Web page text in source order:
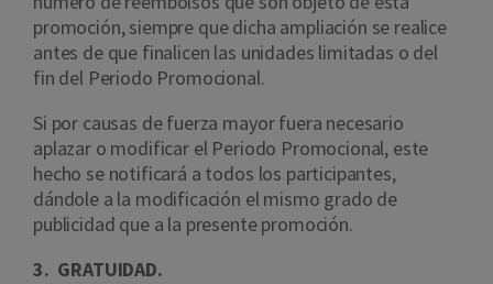
promoción, siempre que dicha ampliación se realice
antes de que finalicen las unidades limitadas o del
fin del Periodo Promocional.
Si por causas de fuerza mayor fuera necesario
aplazar o modificar el Periodo Promocional, este
hecho se notificará a todos los participantes,
dándole a la modificación el mismo grado de
publicidad que a la presente promoción.
3. GRATUIDAD.